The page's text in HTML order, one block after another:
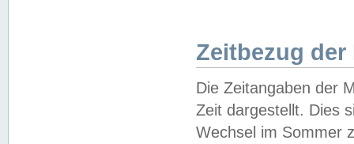
Zeitbezug der
Die Zeitangaben der
Zeit dargestellt. Dies
Wechsel im Sommer